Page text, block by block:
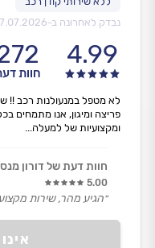
נבדק לאחרונה ב-
4.99
חוות
לא מטפל במנעולנות רכב !!
פריצה ומיגון, אנו מתמחים
ומקצועיות של למעלה...
חוות דעת של דורון מנס
5.00
״הגיע מהר, שירות